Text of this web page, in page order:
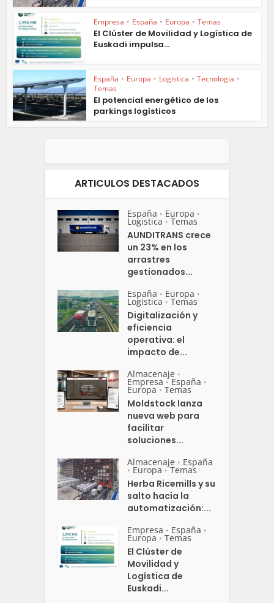
Empresa • España • Europa • Temas
El Clúster de Movilidad y Logística de
Euskadi impulsa...
España • Europa • Logistica • Tecnologia •
Temas
El potencial energético de los
parkings logísticos
ARTICULOS DESTACADOS
España • Europa •
Logistica • Temas
AUNDITRANS crece
un 23% en los
arrastres
gestionados...
España • Europa •
Logistica • Temas
Digitalización y
eficiencia
operativa: el
impacto de...
Almacenaje •
Empresa • España •
Europa • Temas
Moldstock lanza
nueva web para
facilitar
soluciones...
Almacenaje • España
• Europa • Temas
Herba Ricemills y su
salto hacia la
automatización:...
Empresa • España •
Europa • Temas
El Clúster de
Movilidad y
Logística de
Euskadi...